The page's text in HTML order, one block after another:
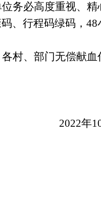
务必高度重视、
、行程码绿码， 48
各村、部门无偿献血
2022年